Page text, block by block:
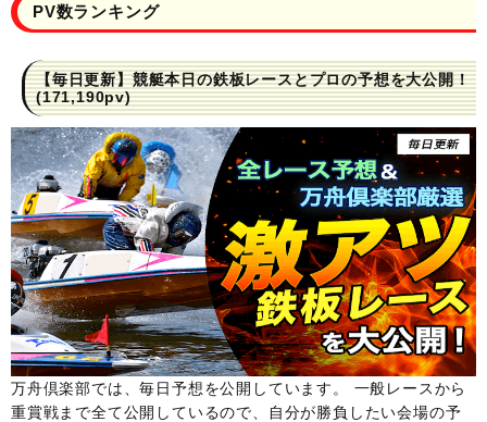
PV数ランキング
【毎日更新】競艇本日の鉄板レースとプロの予想を大公開！
(171,190pv)
万舟倶楽部では、毎日予想を公開しています。 一般レースから
重賞戦まで全て公開しているので、自分が勝負したい会場の予